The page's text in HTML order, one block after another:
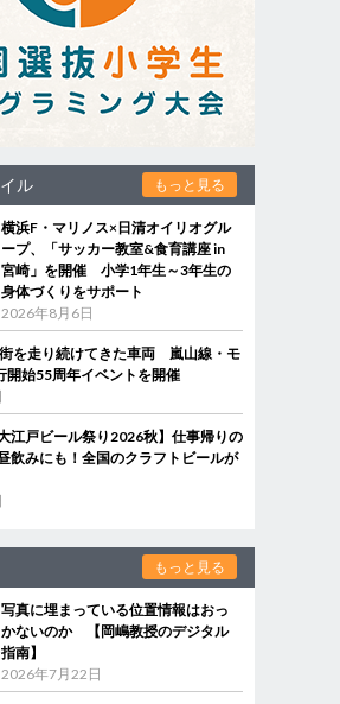
ル もっと見る
横浜F・マリノス×日清オイリオグル
ープ、「サッカー教室&食育講座 in
宮崎」を開催 小学1年生～3年生の
身体づくりをサポート
2026年8月6日
を走り続けてきた車両 嵐山線・モ
開始55周年イベントを開催
江戸ビール祭り2026秋】仕事帰りの
飲みにも！全国のクラフトビールが
もっと見る
写真に埋まっている位置情報はおっ
かないのか 【岡嶋教授のデジタル
指南】
2026年7月22日